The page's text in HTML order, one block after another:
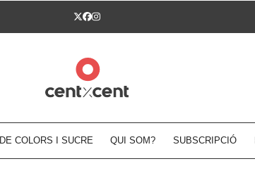
Twitter
Facebook
Instagram
DE COLORS I SUCRE QUI SOM? SUBSCRIPCIÓ